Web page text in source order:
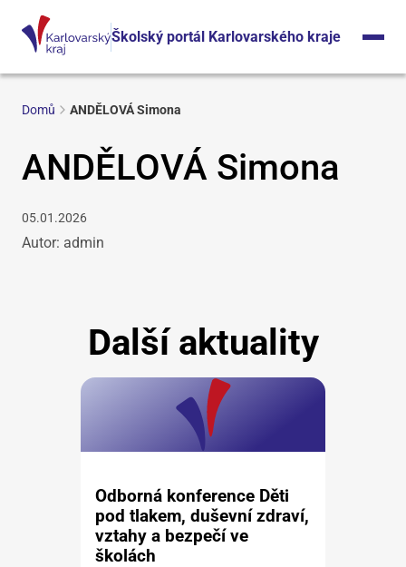
Školský portál Karlovarského kraje
Domů ANDĚLOVÁ Simona
ANDĚLOVÁ Simona
05.01.2026
Autor: admin
Další aktuality
Odborná konference Děti
pod tlakem, duševní zdraví,
vztahy a bezpečí ve
školách